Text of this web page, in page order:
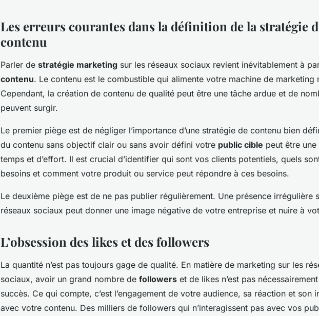
Les erreurs courantes dans la définition de la stratégie
contenu
Parler de stratégie marketing sur les réseaux sociaux revient inévitablement à
contenu. Le contenu est le combustible qui alimente votre machine de marketing
Cependant, la création de contenu de qualité peut être une tâche ardue et de
peuvent surgir.
Le premier piège est de négliger l’importance d’une stratégie de contenu bien
du contenu sans objectif clair ou sans avoir défini votre public cible peut être
temps et d’effort. Il est crucial d’identifier qui sont vos clients potentiels, quels
besoins et comment votre produit ou service peut répondre à ces besoins.
Le deuxième piège est de ne pas publier régulièrement. Une présence irrégulière
réseaux sociaux peut donner une image négative de votre entreprise et nuire à
L’obsession des likes et des followers
La quantité n’est pas toujours gage de qualité. En matière de marketing sur les
sociaux, avoir un grand nombre de followers et de likes n’est pas
succès. Ce qui compte, c’est l’engagement de votre audience, sa réaction et son
avec votre contenu. Des milliers de followers qui n’interagissent pas avec vos